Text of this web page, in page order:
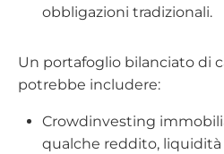
obbligazioni tradizionali.
Un portafoglio bilanciato di
potrebbe includere:
Crowdinvesting
qualche reddito, liquidità